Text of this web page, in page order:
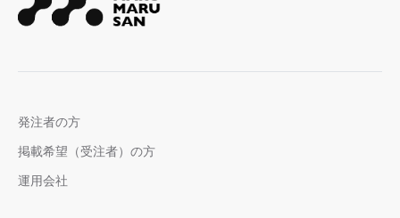
発注者の方
掲載希望（受注者）の方
運用会社